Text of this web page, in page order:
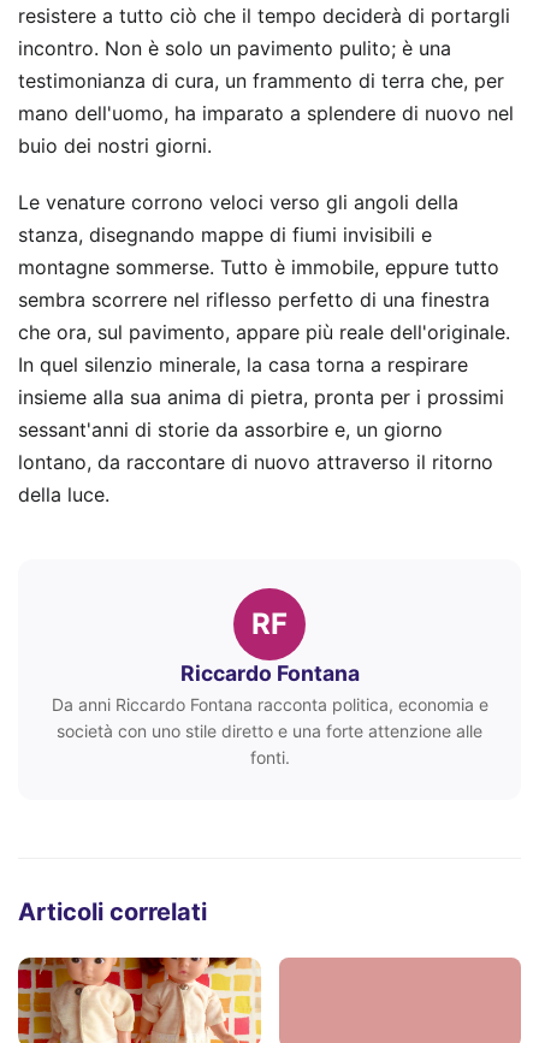
resistere a tutto ciò che il tempo deciderà di portargli
incontro. Non è solo un pavimento pulito; è una
testimonianza di cura, un frammento di terra che, per
mano dell'uomo, ha imparato a splendere di nuovo nel
buio dei nostri giorni.
Le venature corrono veloci verso gli angoli della
stanza, disegnando mappe di fiumi invisibili e
montagne sommerse. Tutto è immobile, eppure tutto
sembra scorrere nel riflesso perfetto di una finestra
che ora, sul pavimento, appare più reale dell'originale.
In quel silenzio minerale, la casa torna a respirare
insieme alla sua anima di pietra, pronta per i prossimi
sessant'anni di storie da assorbire e, un giorno
lontano, da raccontare di nuovo attraverso il ritorno
della luce.
RF
Riccardo Fontana
Da anni Riccardo Fontana racconta politica, economia e
società con uno stile diretto e una forte attenzione alle
fonti.
Articoli correlati